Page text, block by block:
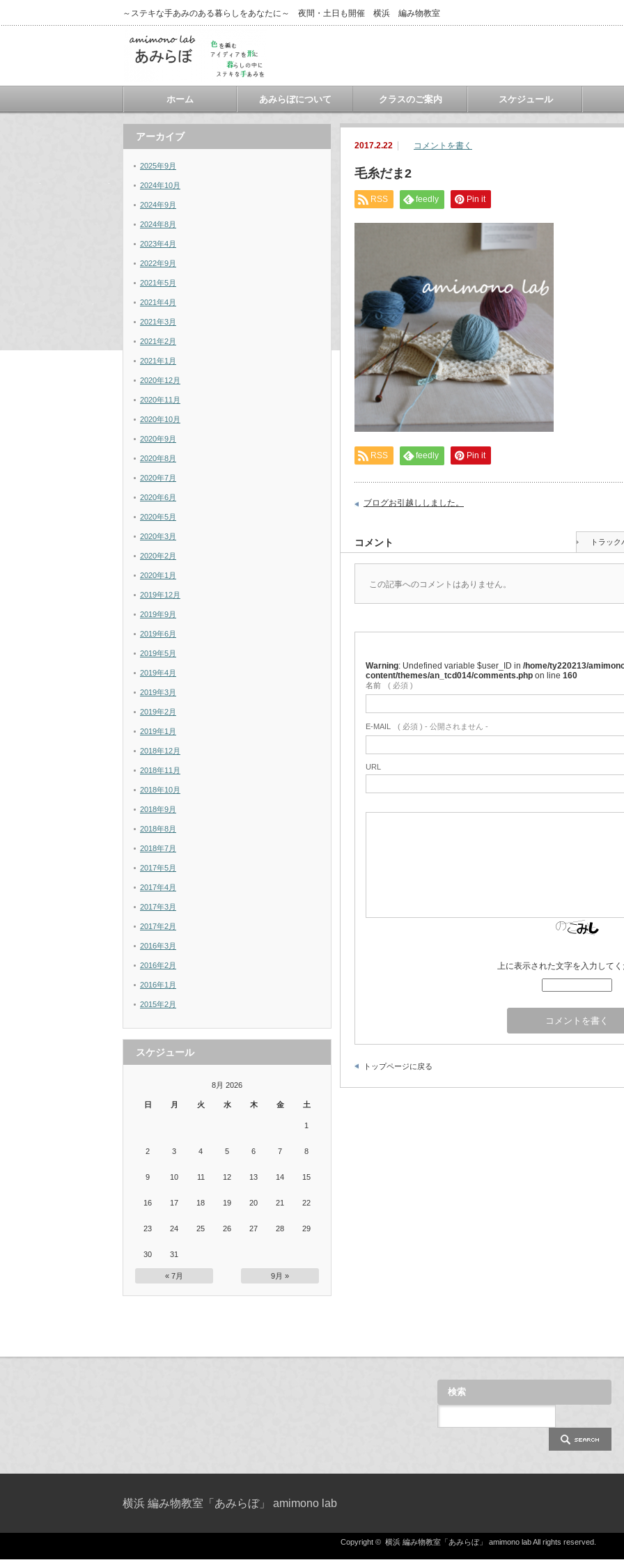
～ステキな手あみのある暮らしをあなたに～ 夜間・土日も開催 横浜 編み物教室
ホーム あみらぼについて クラスのご案内 スケジュール
2017.2.22 コメントを書く
毛糸だま2
RSS feedly Pin it
RSS feedly Pin it
ブログお引越ししました。
コメント トラッ
この記事へのコメントはありません。
Warning : Undefined variable $user_ID in /home/ty220213/
content/themes/an_tcd014/comments.php on line 160
名前 ( 必須 )
E-MAIL ( 必須 ) - 公開されません -
URL
上に表示された文字を入力して
トップページに戻る
アーカイブ
2025年9月
2024年10月
2024年9月
2024年8月
2023年4月
2022年9月
2021年5月
2021年4月
2021年3月
2021年2月
2021年1月
2020年12月
2020年11月
2020年10月
2020年9月
2020年8月
2020年7月
2020年6月
2020年5月
2020年3月
2020年2月
2020年1月
2019年12月
2019年9月
2019年6月
2019年5月
2019年4月
2019年3月
2019年2月
2019年1月
2018年12月
2018年11月
2018年10月
2018年9月
2018年8月
2018年7月
2017年5月
2017年4月
2017年3月
2017年2月
2016年3月
2016年2月
2016年1月
2015年2月
スケジュール
8月 2026
日 月 火 水 木 金 土
1
2 3 4 5 6 7 8
9 10 11 12 13 14 15
16 17 18 19 20 21 22
23 24 25 26 27 28 29
30 31
« 7月 9月 »
検索
横浜 編み物教室「あみらぼ」 amimono lab
Copyright © 横浜 編み物教室「あみらぼ」 amimono labAll rights reserved.